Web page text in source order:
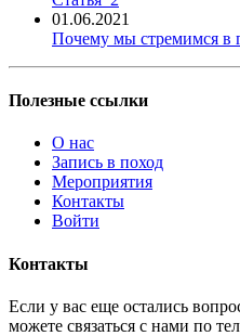
01.06.2021
Почему мы стремимся в
Полезные ссылки
О нас
Запись в поход
Мероприятия
Контакты
Войти
Контакты
Если у вас еще остались
можете связаться с нами по